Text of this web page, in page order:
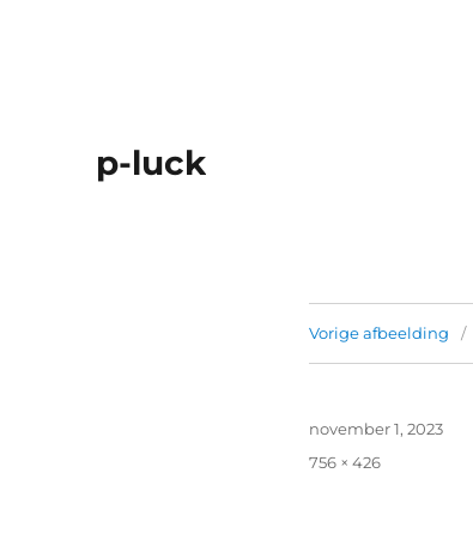
p-luck
Vorige afbeelding
Geplaatst
op
november 1, 2023
Volledige
756 × 426